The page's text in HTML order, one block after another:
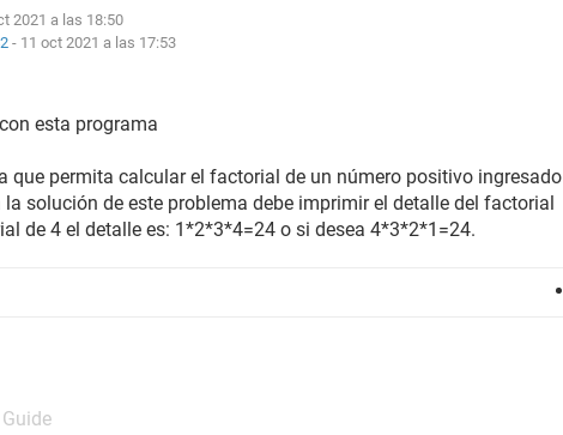
2021 a las 18:50
- 11 oct 2021 a las 17:53
esta programa
que permita calcular el factorial de un número positivo ingresado
la solución de este problema debe imprimir el detalle del factorial
de 4 el detalle es: 1*2*3*4=24 o si desea 4*3*2*1=24.
Guide